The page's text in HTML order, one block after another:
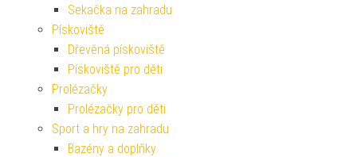
Sekačka na zahradu
Pískoviště
Dřevěná pískoviště
Pískoviště pro děti
Prolézačky
Prolézačky pro děti
Sport a hry na zahradu
Bazény a doplňky